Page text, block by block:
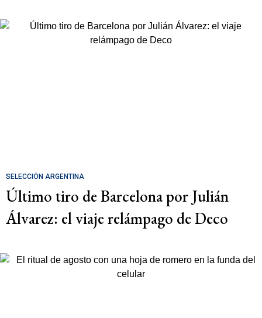
SELECCIÓN ARGENTINA
Último tiro de Barcelona por Julián
Álvarez: el viaje relámpago de Deco